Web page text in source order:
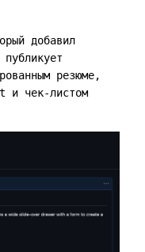
добавил
резюме,
и чек-листом